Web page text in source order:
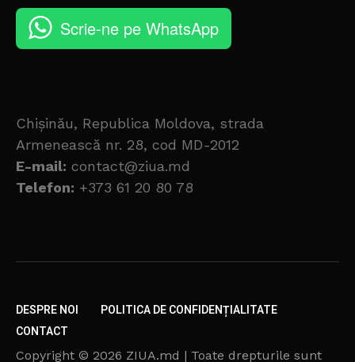
Scrie-ne pe WhatsApp
Chișinău, Republica Moldova, strada
Armenească nr. 28, cod MD-2012
E-mail: contact@ziua.md
Telefon: +373 61 20 80 78
DESPRE NOI
POLITICA DE CONFIDENȚIALITATE
CONTACT
Copyright © 2026 ZIUA.md | Toate drepturile sunt